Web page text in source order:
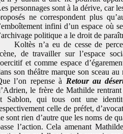
personnages sont à la dérive, car
ne correspondent plus
infini d’un espace où
politique a le droit de
Koltès n’a eu de cesse de
de travailler sur l’espace
et comme espace
son théâtre marque son sceau
l’on repense à Retour au
le frère de Mathilde
Sablon, qui tous ont une
celle de préfet,
sont rien d’autre que les noms de
l’action. Cela amenant